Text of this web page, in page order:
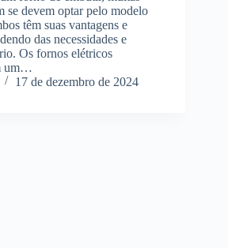
se devem optar pelo modelo
têm suas vantagens e
das necessidades e
Os fornos elétricos
um…
17 de dezembro de 2024